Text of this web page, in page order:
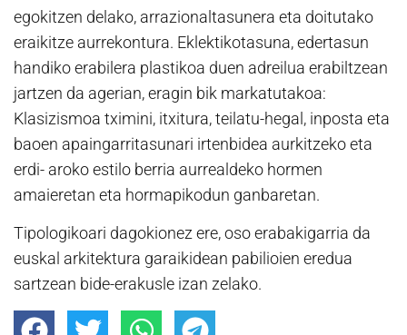
egokitzen delako, arrazionaltasunera eta doitutako
eraikitze aurrekontura. Eklektikotasuna, edertasun
handiko erabilera plastikoa duen adreilua erabiltzean
jartzen da agerian, eragin bik markatutakoa:
Klasizismoa tximini, itxitura, teilatu-hegal, inposta eta
baoen apaingarritasunari irtenbidea aurkitzeko eta
erdi- aroko estilo berria aurrealdeko hormen
amaieretan eta hormapikodun ganbaretan.
Tipologikoari dagokionez ere, oso erabakigarria da
euskal arkitektura garaikidean pabilioien eredua
sartzean bide-erakusle izan zelako.